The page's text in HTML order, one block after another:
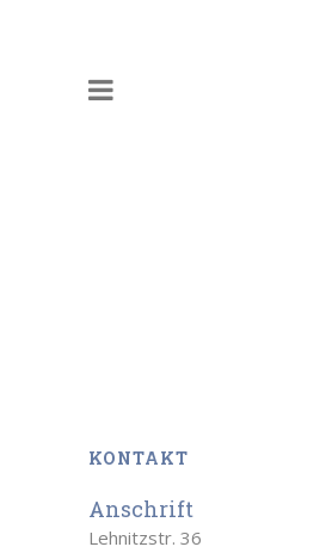
KONTAKT
Anschrift
Lehnitzstr. 36